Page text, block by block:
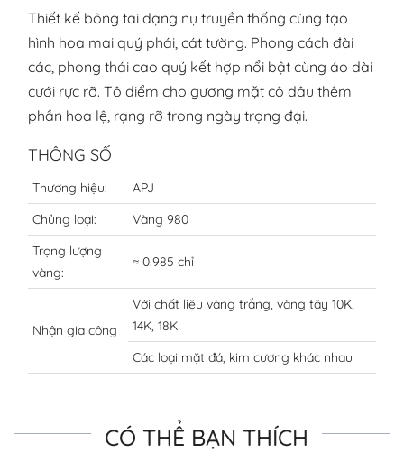
Thiết kế bông tai dạng nụ truyền thống cùng tạo
hình hoa mai quý phái, cát tường. Phong cách đài
các, phong thái cao quý kết hợp nổi bật cùng áo dài
cưới rực rỡ. Tô điểm cho gương mặt cô dâu thêm
phần hoa lệ, rạng rỡ trong ngày trọng đại.
THÔNG SỐ
Thương hiệu:
APJ
Chủng loại:
Vàng 980
Trọng lượng
vàng:
≈ 0.985 chỉ
Nhận gia công
Với chất liệu vàng trắng, vàng tây 10K,
14K, 18K
Các loại mặt đá, kim cương khác nhau
CÓ THỂ BẠN THÍCH